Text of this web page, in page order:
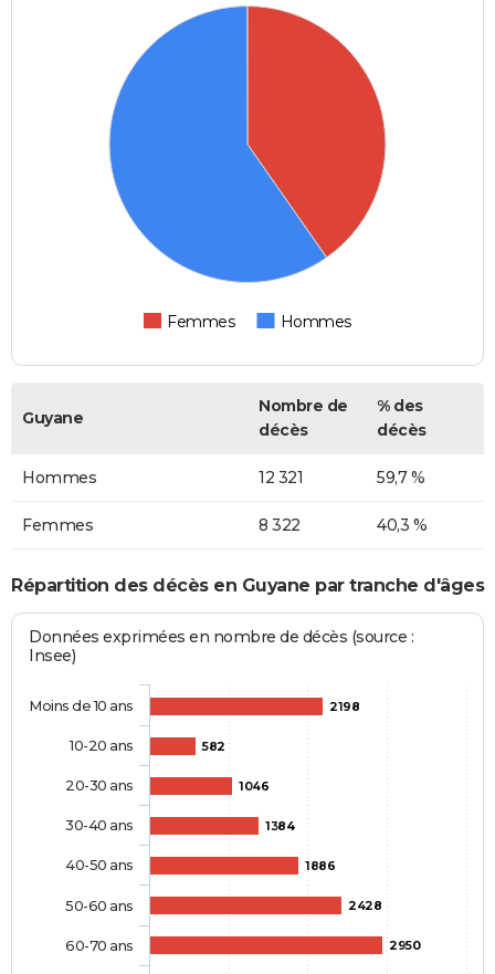
Femmes Hommes
Guyane
Nombre de
décès
% des
décès
Hommes 12 321 59,7 %
Femmes 8 322 40,3 %
Répartition des décès en Guyane par tranche d'âges
Données exprimées en nombre de décès (source :
Insee)
2198
582
1046
1384
1886
2428
2950
Moins de 10 ans
10-20 ans
20-30 ans
30-40 ans
40-50 ans
50-60 ans
60-70 ans